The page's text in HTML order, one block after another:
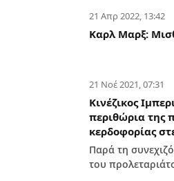
21 Απρ 2022, 13:42
Καρλ Μαρξ:
21 Νοέ 2021, 07:31
Κινέζικος
περιθώρια της
κερδοφορίας
Παρά τη
του